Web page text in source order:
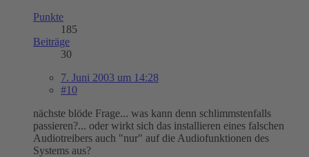
Punkte
185
Beiträge
30
7. Juni 2003 um 14:28
#10
nächste blöde Frage... was kann denn schlimmstenfalls
passieren?... oder wirkt sich das installieren eines falschen
Audiotreibers auch "nur" auf die Audiofunktionen des
Systems aus?